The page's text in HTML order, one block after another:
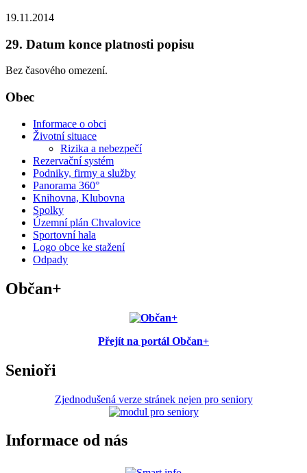
19.11.2014
29. Datum konce platnosti popisu
Bez časového omezení.
Obec
Informace o obci
Životní situace
Rizika a nebezpečí
Rezervační systém
Podniky, firmy a služby
Panorama 360°
Knihovna, Klubovna
Spolky
Územní plán Chvalovice
Sportovní hala
Logo obce ke stažení
Odpady
Občan+
Přejít na portál Občan+
Senioři
Zjednodušená verze stránek nejen pro seniory
Informace od nás